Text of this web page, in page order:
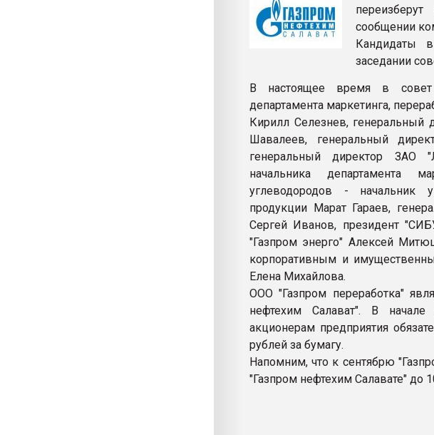
сообщении
Кандидаты
заседании
В настоящее время в совет
департамента маркетинга,
Кирилл Селезнев, генеральный
Шавалеев, генеральный
генеральный директор ЗАО
начальника департамента
углеводородов - начальник
продукции Марат Гараев,
Сергей Иванов, президент
"Газпром энерго" Алексей
корпоративным и
Елена Михайлова.
ООО "Газпром переработка"
нефтехим Салават". В
акционерам предприятия
рублей за бумагу.
Напомним, что к сентябрю
"Газпром нефтехим Салавате" до